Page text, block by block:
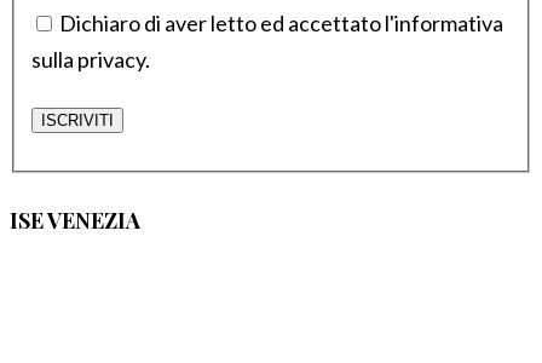
Dichiaro di aver letto ed accettato l'informativa
sulla privacy.
ISE VENEZIA